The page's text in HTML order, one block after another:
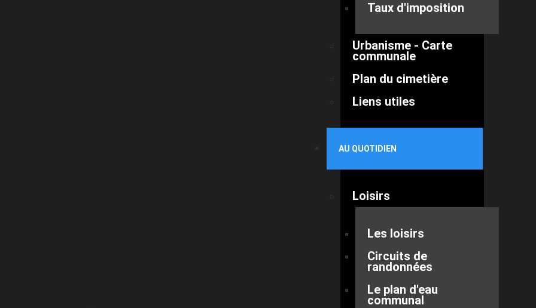
Taux d'imposition
Urbanisme - Carte
communale
Plan du cimetière
Liens utiles
AU QUOTIDIEN
Loisirs
Les loisirs
Circuits de
randonnées
Le plan d'eau
communal